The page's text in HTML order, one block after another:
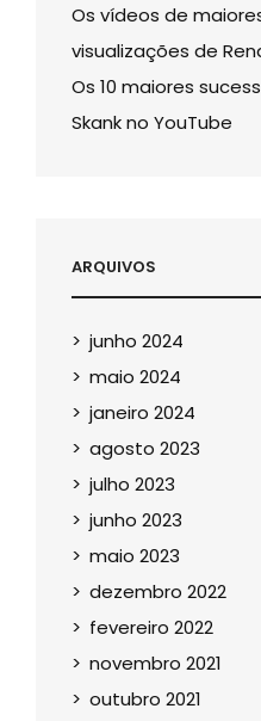
Os vídeos de
visualizações de
Os 10 maiores
Skank no YouTube
ARQUIVOS
junho 2024
maio 2024
janeiro 2024
agosto 2023
julho 2023
junho 2023
maio 2023
dezembro 2022
fevereiro 2022
novembro 2021
outubro 2021